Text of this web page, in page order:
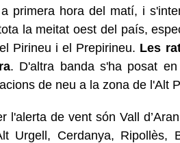
primera hora del matí, i
la meitat oest del país,
Pirineu i el Prepirineu. Les
. D'altra banda s'ha posat
de neu a la zona de l'Alt
l'alerta de vent són Vall
Urgell, Cerdanya, Ripollès,